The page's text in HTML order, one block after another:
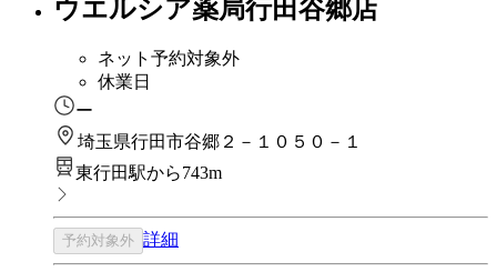
ウエルシア薬局行田谷郷店
ネット予約対象外
休業日
ー
埼玉県行田市谷郷２－１０５０－１
東行田駅から743m
予約対象外 詳細